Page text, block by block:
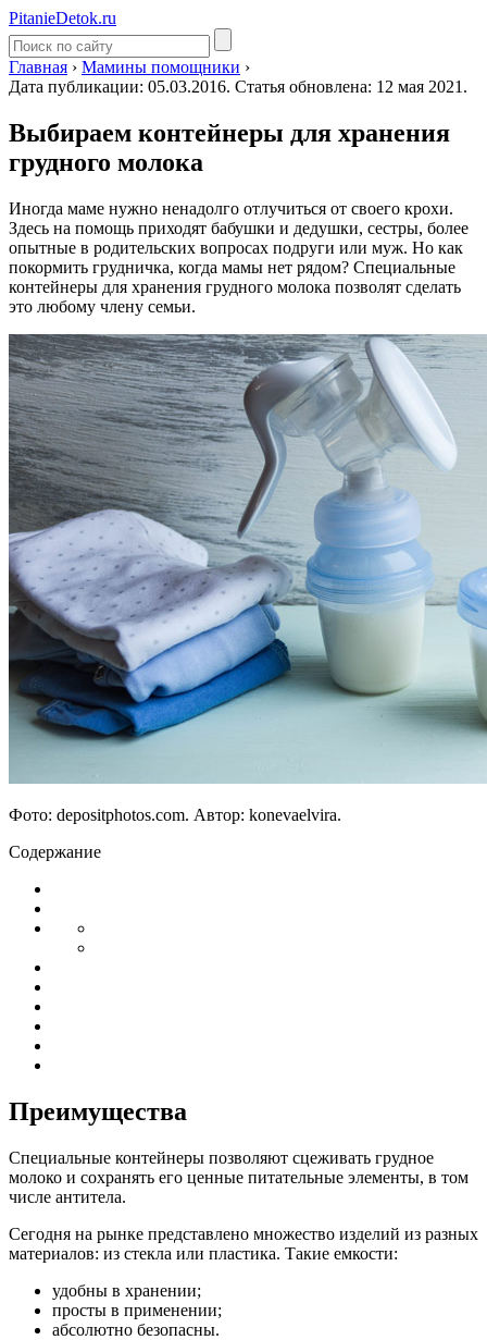
PitanieDetok.ru
Главная › Мамины помощники ›
Дата публикации: 05.03.2016. Статья обновлена: 12 мая 2021.
Выбираем контейнеры для хранения
грудного молока
Иногда маме нужно ненадолго отлучиться от своего крохи.
Здесь на помощь приходят бабушки и дедушки, сестры, более
опытные в родительских вопросах подруги или муж. Но как
покормить грудничка, когда мамы нет рядом? Специальные
контейнеры для хранения грудного молока позволят сделать
это любому члену семьи.
Фото: depositphotos.com. Автор: konevaelvira.
Содержание
Преимущества
Специальные контейнеры позволяют сцеживать грудное
молоко и сохранять его ценные питательные элементы, в том
числе антитела.
Сегодня на рынке представлено множество изделий из разных
материалов: из стекла или пластика. Такие емкости:
удобны в хранении;
просты в применении;
абсолютно безопасны.